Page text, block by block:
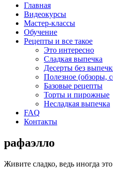
Главная
Видеокурсы
Мастер-классы
Обучение
Рецепты и все такое
Это интересно
Сладкая выпечка
Десерты без
Полезное (обзоры,
Базовые рецепты
Торты и пирожные
Несладкая выпечка
FAQ
Контакты
рафаэлло
Живите сладко, ведь иногда